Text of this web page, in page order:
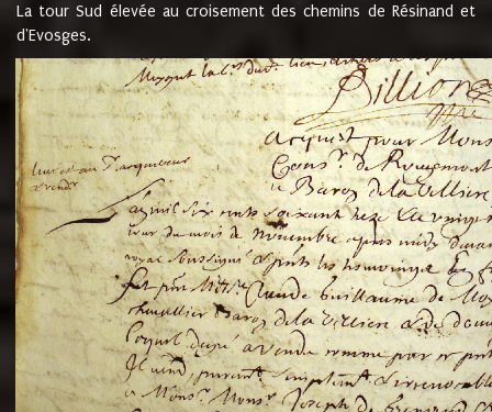
La tour Sud élevée au croisement des chemins de Résinand et
d'Evosges.